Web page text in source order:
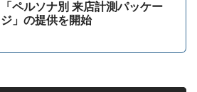
「ペルソナ別 来店計測パッケー
ジ」の提供を開始